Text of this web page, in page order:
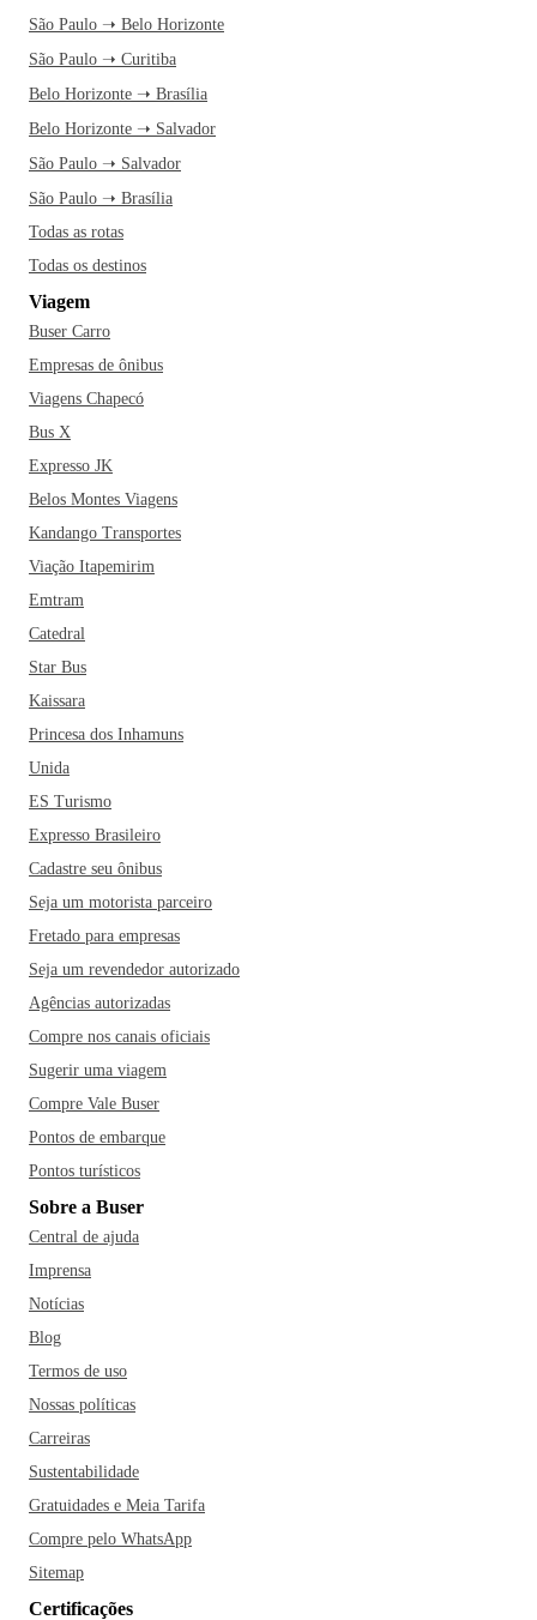
São Paulo ➝ Belo Horizonte
São Paulo ➝ Curitiba
Belo Horizonte ➝ Brasília
Belo Horizonte ➝ Salvador
São Paulo ➝ Salvador
São Paulo ➝ Brasília
Todas as rotas
Todas os destinos
Viagem
Buser Carro
Empresas de ônibus
Viagens Chapecó
Bus X
Expresso JK
Belos Montes Viagens
Kandango Transportes
Viação Itapemirim
Emtram
Catedral
Star Bus
Kaissara
Princesa dos Inhamuns
Unida
ES Turismo
Expresso Brasileiro
Cadastre seu ônibus
Seja um motorista parceiro
Fretado para empresas
Seja um revendedor autorizado
Agências autorizadas
Compre nos canais oficiais
Sugerir uma viagem
Compre Vale Buser
Pontos de embarque
Pontos turísticos
Sobre a Buser
Central de ajuda
Imprensa
Notícias
Blog
Termos de uso
Nossas políticas
Carreiras
Sustentabilidade
Gratuidades e Meia Tarifa
Compre pelo WhatsApp
Sitemap
Certificações